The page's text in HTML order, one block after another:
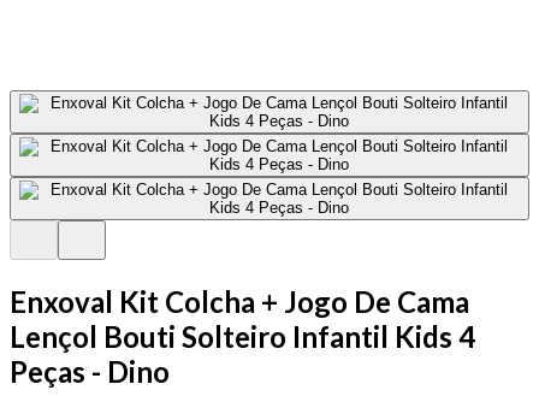
Enxoval Kit Colcha + Jogo De Cama
Lençol Bouti Solteiro Infantil Kids 4
Peças - Dino